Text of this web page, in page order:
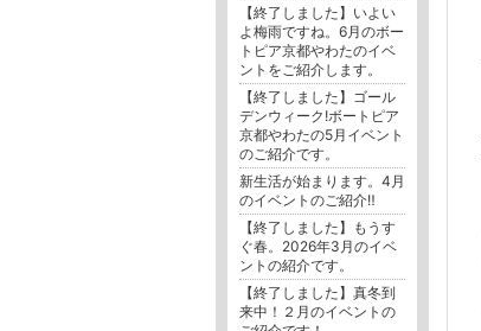
【終了しました】いよい
よ梅雨ですね。6月のボー
トピア京都やわたのイベ
ントをご紹介します。
【終了しました】ゴール
デンウィーク!ボートピア
京都やわたの5月イベント
のご紹介です。
新生活が始まります。4月
のイベントのご紹介‼︎
【終了しました】もうす
ぐ春。2026年3月のイベ
ントの紹介です。
【終了しました】真冬到
来中！２月のイベントの